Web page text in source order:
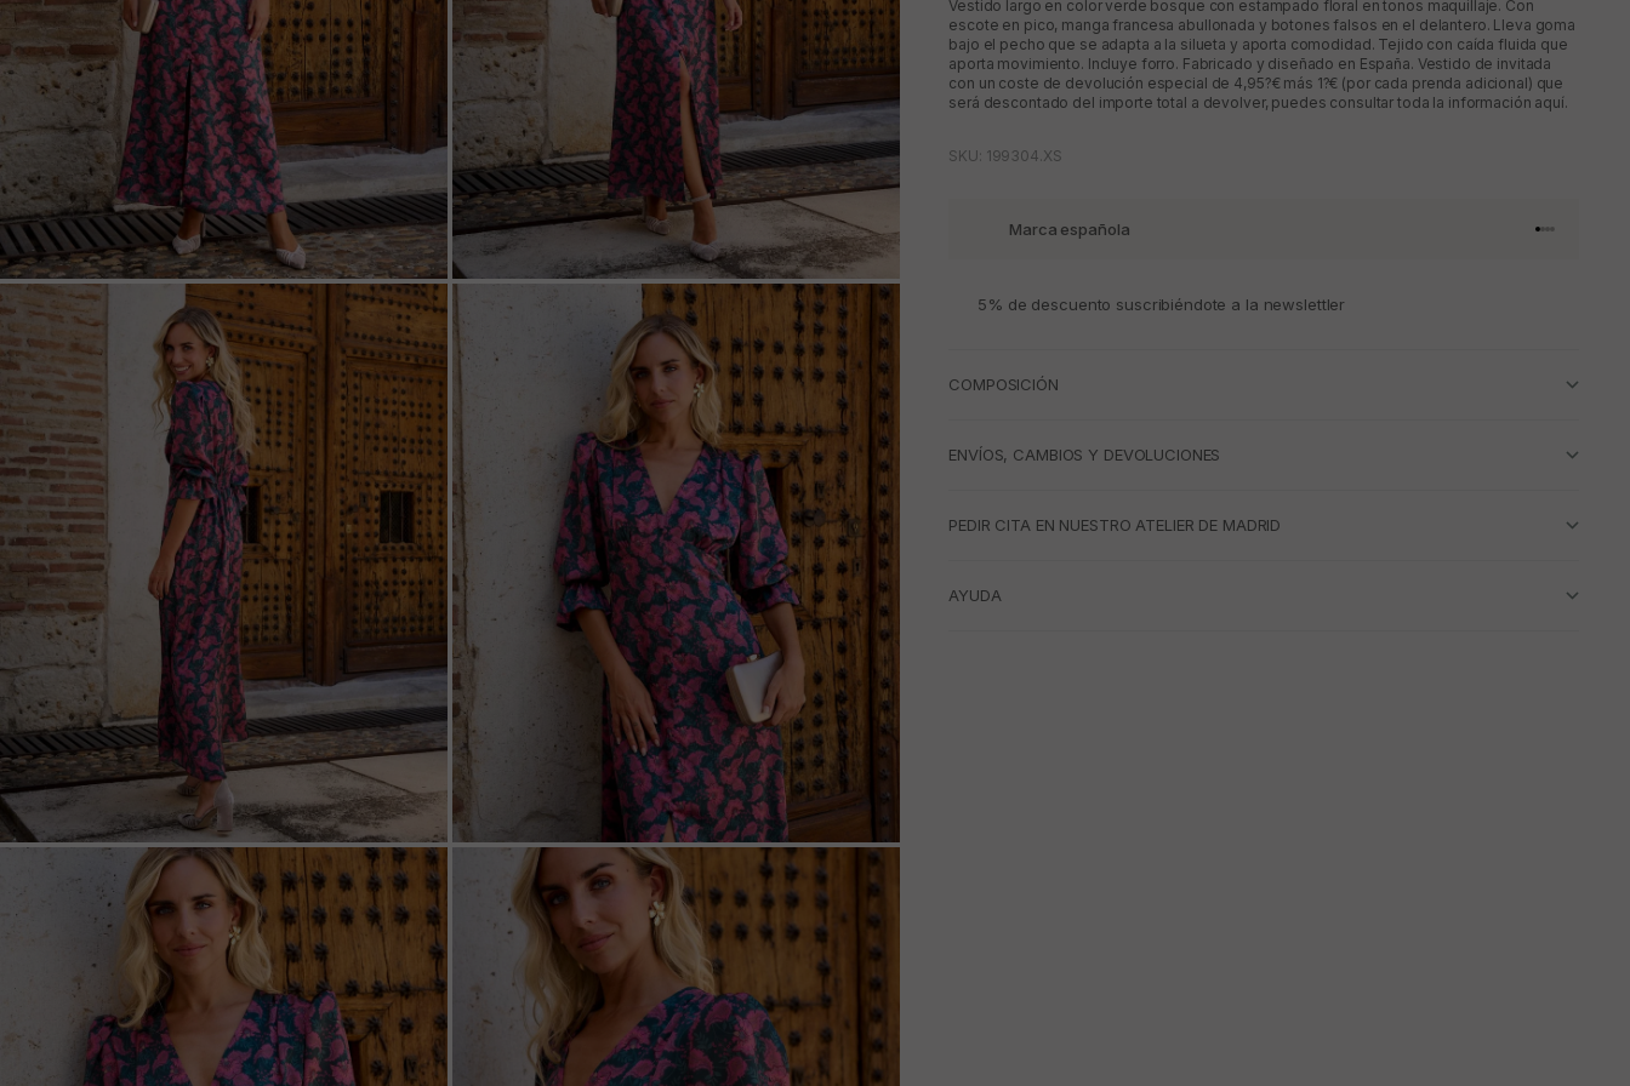
ZOOM ZOOM
ZOOM ZOOM
Vestido largo en color verde bosque con estampado floral en tonos maquillaje. Con
escote en pico, manga francesa abullonada y botones falsos en el delantero. Lleva goma
bajo el pecho que se adapta a la silueta y aporta comodidad. Tejido con caída fluida que
aporta movimiento. Incluye forro. Fabricado y diseñado en España. Vestido de invitada
con un coste de devolución especial de 4,95?€ más 1?€ (por cada prenda adicional) que
será descontado del importe total a devolver, puedes consultar toda la información aquí.
SKU: 199304.XS
Marca española Ir al artículo
Ir al
Ir al
Ir al
5% de descuento suscribiéndote a la newslettler
COMPOSICIÓN
ENVÍOS, CAMBIOS Y DEVOLUCIONES
PEDIR CITA EN NUESTRO ATELIER DE MADRID
AYUDA